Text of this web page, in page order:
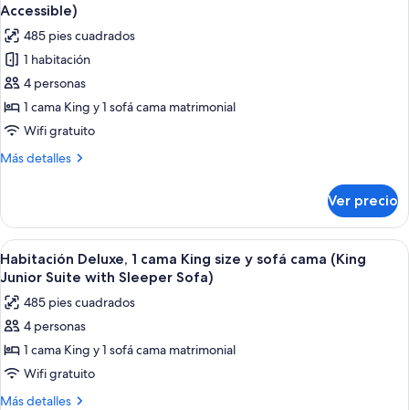
(Double
One
Bedroom
Suite)
las
fotos
de
Habitación
estándar,
1
cama
y
sofá
cama
(King
Accessible)
Accessible)
485 pies cuadrados
1 habitación
4 personas
1 cama King y 1 sofá cama matrimonial
Wifi gratuito
Más detalles
Más
estándar,
cama
King
y
sofá
(King
Accessible)
Ver precio
Abrir
todas
las
fotos
de
Habitación
Deluxe,
1
Una habitación de hotel con una
3
Habitación Deluxe, 1 cama King size y sofá cama (King
Junior Suite with Sleeper Sofa)
485 pies cuadrados
4 personas
1 cama King y 1 sofá cama matrimonial
Wifi gratuito
Más detalles
Más